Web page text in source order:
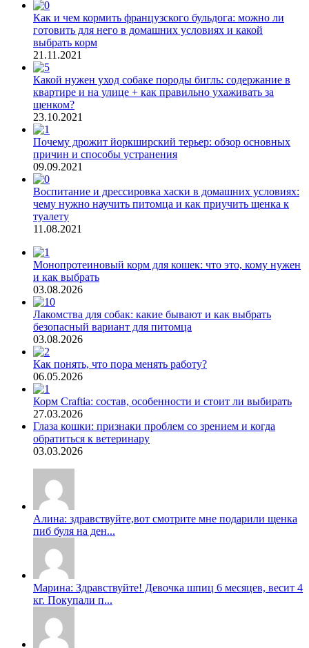
Как и чем кормить французского бульдога: можно ли
готовить для него в домашних условиях и какой
выбрать корм
21.11.2021
Какой нужен уход собаке породы бигль: содержание в
квартире и на улице + как правильно ухаживать за
щенком?
23.10.2021
Почему дрожит йоркширский терьер: обзор основных
причин и способы устранения
09.09.2021
Воспитание и дрессировка хаски в домашних условиях:
чему нужно научить питомца и как приучить щенка к
туалету
11.08.2021
Монопротеиновый корм для кошек: что это, кому нужен
и как выбрать
03.08.2026
Лакомства для собак: какие бывают и как выбрать
безопасный вариант для питомца
03.08.2026
Как понять, что пора менять работу?
06.05.2026
Корм Craftia: состав, особенности и стоит ли выбирать
27.03.2026
Глаза кошки: признаки проблем со зрением и когда
обратиться к ветеринару
03.03.2026
Алина: здравствуйте,вот смотрите мне подарили щенка
пиб буля на ден...
Марина: Здравствуйте! Девочка шпиц 6 месяцев, весит 4
кг. Покупали п...